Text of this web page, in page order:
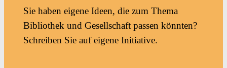
Sie haben eigene Ideen, die zum Thema
Bibliothek und Gesellschaft passen könnten?
Schreiben Sie auf eigene Initiative.